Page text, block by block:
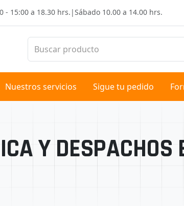
- 15:00 a 18.30 hrs. |Sábado 10.00 a 14.00 hrs.
Nuestros servicios Sigue tu pedido
Y DESPACHOS